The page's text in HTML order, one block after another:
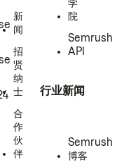
新
闻
招
贤
纳
士
合
作
伙
伴
学
院
Semrush
API
行业新闻
Semrush
博客